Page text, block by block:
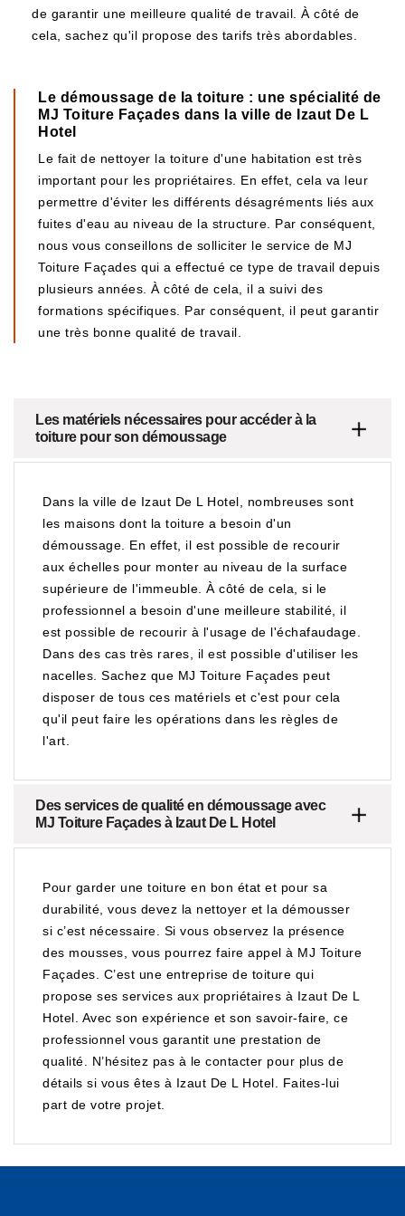
de garantir une meilleure qualité de travail. À côté de
cela, sachez qu'il propose des tarifs très abordables.
Le démoussage de la toiture : une spécialité de
MJ Toiture Façades dans la ville de Izaut De L
Hotel
Le fait de nettoyer la toiture d'une habitation est très
important pour les propriétaires. En effet, cela va leur
permettre d'éviter les différents désagréments liés aux
fuites d'eau au niveau de la structure. Par conséquent,
nous vous conseillons de solliciter le service de MJ
Toiture Façades qui a effectué ce type de travail depuis
plusieurs années. À côté de cela, il a suivi des
formations spécifiques. Par conséquent, il peut garantir
une très bonne qualité de travail.
Les matériels nécessaires pour accéder à la
toiture pour son démoussage
Dans la ville de Izaut De L Hotel, nombreuses sont
les maisons dont la toiture a besoin d'un
démoussage. En effet, il est possible de recourir
aux échelles pour monter au niveau de la surface
supérieure de l'immeuble. À côté de cela, si le
professionnel a besoin d'une meilleure stabilité, il
est possible de recourir à l'usage de l'échafaudage.
Dans des cas très rares, il est possible d'utiliser les
nacelles. Sachez que MJ Toiture Façades peut
disposer de tous ces matériels et c'est pour cela
qu'il peut faire les opérations dans les règles de
l'art.
Des services de qualité en démoussage avec
MJ Toiture Façades à Izaut De L Hotel
Pour garder une toiture en bon état et pour sa
durabilité, vous devez la nettoyer et la démousser
si c’est nécessaire. Si vous observez la présence
des mousses, vous pourrez faire appel à MJ Toiture
Façades. C’est une entreprise de toiture qui
propose ses services aux propriétaires à Izaut De L
Hotel. Avec son expérience et son savoir-faire, ce
professionnel vous garantit une prestation de
qualité. N’hésitez pas à le contacter pour plus de
détails si vous êtes à Izaut De L Hotel. Faites-lui
part de votre projet.